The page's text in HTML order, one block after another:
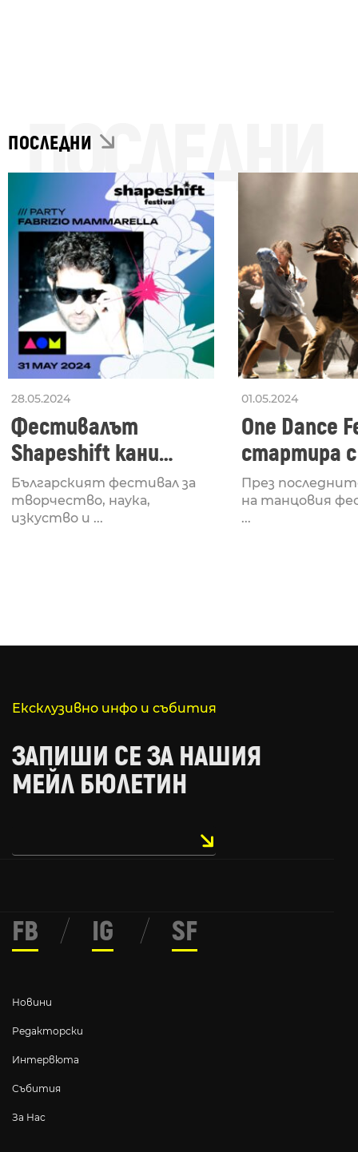
ПОСЛЕДНИ
ПОСЛЕДНИ
28.05.2024
Фестивалът
Shapeshift кани
Fabrizio Mammarella
за откриването си
Българският фестивал за
творчество, наука,
изкуство и ...
01.05.2024
One Dance
стартира
Lucid,
рейв
През
на танцовия
...
Ексклузивно инфо и събития
ЗАПИШИ СЕ ЗА НАШИЯ
МЕЙЛ БЮЛЕТИН
Новини
Редакторски
Интервюта
Събития
За Нас
FB / IG / SF